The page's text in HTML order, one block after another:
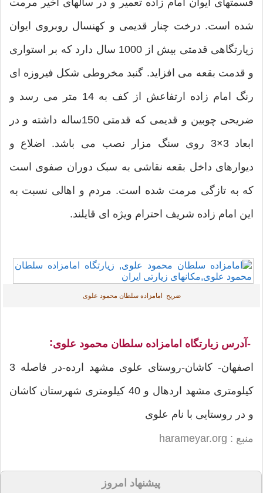
شده است. درخت چنار قدیمی و کهنسال روبروی ایوان
زیارتگاهی قدمتی بیش از 1000 سال دارد که بر استواری
و قدمت بقعه می افزاید. گنبد مخروطی شکل فیروزه ای
رنگ امام زاده ارتفاعش از کف به 14 متر می رسد و
ضریحی چوبین و قدیمی که قدمتی 150ساله داشته و در
ابعاد 3×3 روی سنگ مزار نصب می باشد. اضلاع و
دیوارهای داخل بقعه نقاشی به سبک دوران صفوی است
که به تازگی مرمت شده است. مردم و اهالی نسبت به
این امام زاده شریف احترام ویژه ای قایلند.
ضریح امامزاده سلطان محمود علوی
-آدرس زیارتگاه امامزاده سلطان محمود علوی:
اصفهان- کاشان-روستای علوی مشهد ارده-در فاصله 3
کیلومتری مشهد اردهال و 40 کیلومتری شهرستان کاشان
و در روستایی با نام علوی
منبع : harameyar.org
پیشنهاد امروز